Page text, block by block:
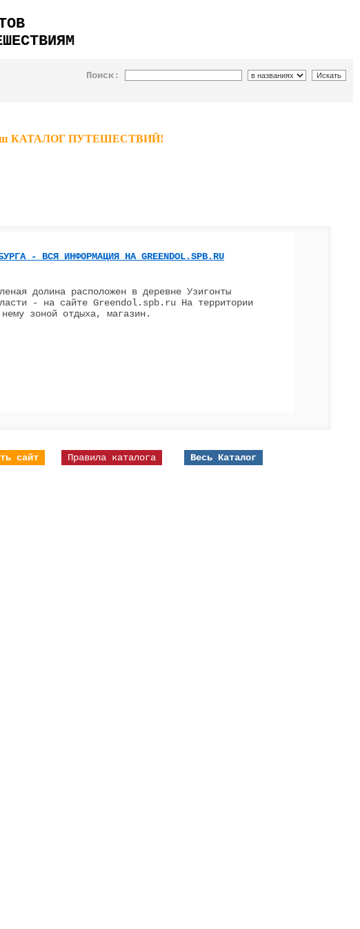
Поиск:
наш КАТАЛОГ ПУТЕШЕСТВИЙ!
- ВСЯ ИНФОРМАЦИЯ НА GREENDOL.SPB.RU
долина расположен в деревне Узигонты
- на сайте Greendol.spb.ru На территории
зоной отдыха, магазин.
сайт Правила каталога Весь Каталог